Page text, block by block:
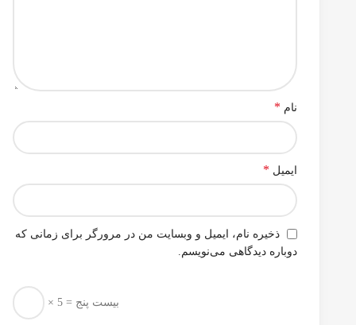
نام *
ایمیل *
ذخیره نام، ایمیل و وبسایت من در مرورگر برای زمانی که
دوباره دیدگاهی می‌نویسم.
× 5 = بیست پنج